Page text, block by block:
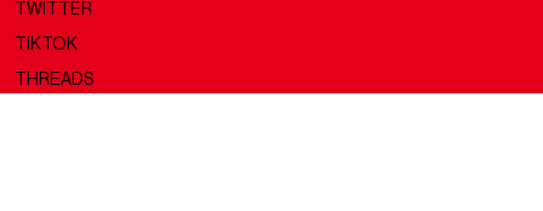
TWITTER
TIKTOK
THREADS